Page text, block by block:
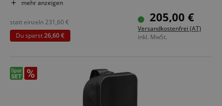
mehr anzeigen
205,00 €
Versandkostenfrei (AT)
inkl. MwSt.
statt einzeln231,60 €
Du sparst26,60 €
Datenschutzerklärung